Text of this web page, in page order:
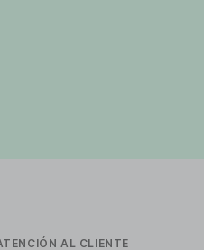
AL CLIENTE